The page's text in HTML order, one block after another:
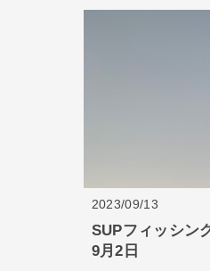
2023/09/13
SUPフィッシン
9月2日